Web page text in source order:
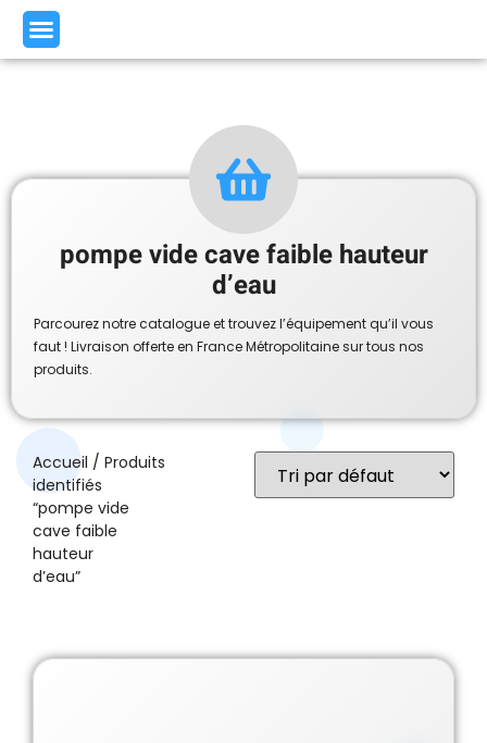
pompe vide cave faible hauteur
d’eau
Parcourez notre catalogue et trouvez l’équipement qu’il vous
faut ! Livraison offerte en France Métropolitaine sur tous nos
produits.
Accueil / Produits
identifiés
“pompe vide
cave faible
hauteur
d’eau”